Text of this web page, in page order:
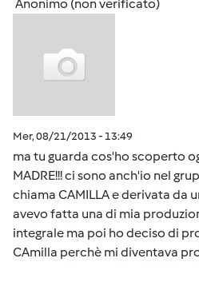
Anonimo (non verificato)
Mer, 08/21/2013 - 13:49
ma tu guarda cos'ho scoperto
MADRE!!! ci sono anch'io nel
chiama CAMILLA e derivata da
avevo fatta una di mia
integrale ma poi ho deciso di
CAmilla perchè mi diventava